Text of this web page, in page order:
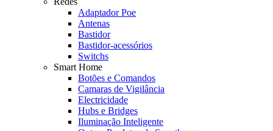
Adaptador Poe
Antenas
Bastidor
Bastidor-acessórios
Switchs
Smart Home
Botões e Comandos
Camaras de Vigilância
Electricidade
Hubs e Bridges
Iluminação Inteligente